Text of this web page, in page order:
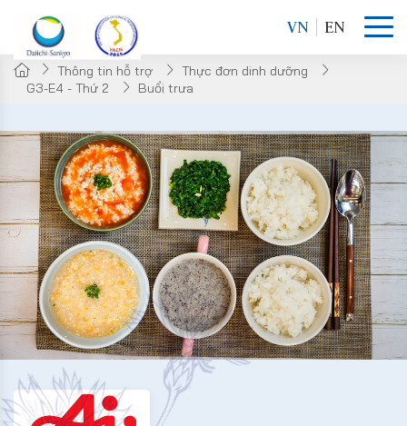
VN EN
Thông tin hỗ trợ
Thực đơn dinh dưỡng
G3-E4 - Thứ 2
Buổi trưa